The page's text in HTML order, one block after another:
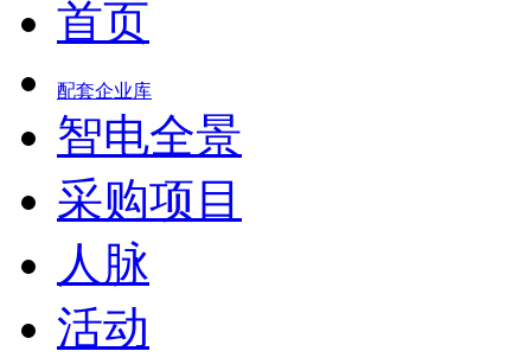
首页
配套企业库
智电全景
采购项目
人脉
活动